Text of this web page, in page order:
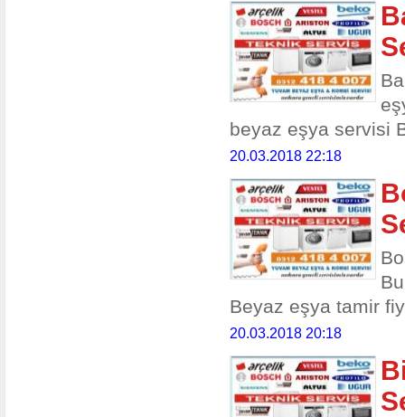
beyaz eşya servisi
20.03.2018 22:18
Beyaz eşya tamir
20.03.2018 20:18